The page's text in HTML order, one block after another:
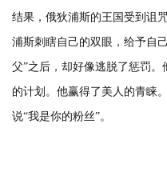
结果，俄狄浦斯的王国受到诅
浦斯刺瞎自己的双眼，给予自
父”之后，却好像逃脱了惩罚
的计划。他赢得了美人的青睐
说“我是你的粉丝”。